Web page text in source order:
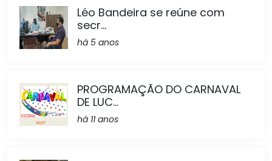
Léo Bandeira se reúne com
secr...
há 5 anos
PROGRAMAÇÃO DO CARNAVAL
DE LUC...
há 11 anos